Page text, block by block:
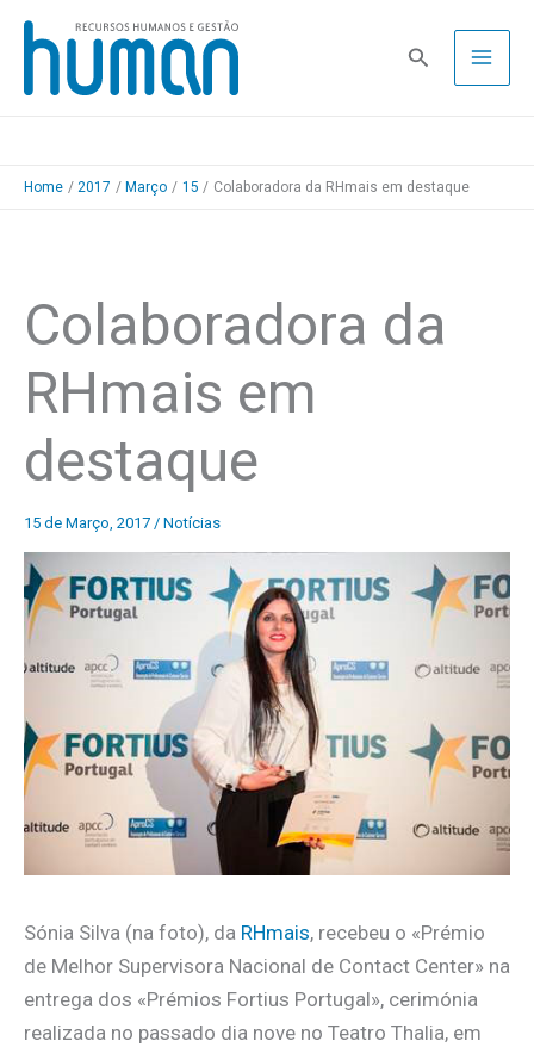
Skip
content
Pesquisa
Home 2017 Março 15 Colaboradora da RHmais em destaque
Colaboradora da
RHmais em
destaque
15 de Março, 2017 / Notícias
Sónia Silva (na foto), da RHmais, recebeu o «Prémio
de Melhor Supervisora Nacional de Contact Center» na
entrega dos «Prémios Fortius Portugal», cerimónia
realizada no passado dia nove no Teatro Thalia, em